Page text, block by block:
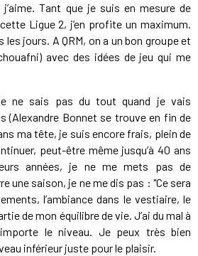
Tant que je suis en mesure de
Ligue 2, j’en profite un maximum.
jours. A QRM, on a un bon groupe et
avec des idées de jeu qui me
je ne sais pas du tout quand je vais
(Alexandre Bonnet se trouve en fin de
ma tête, je suis encore frais, plein de
peut-être même jusqu’à 40 ans
années, je ne me mets pas de
une saison, je ne me dis pas : "Ce sera
l’ambiance dans le vestiaire, le
de mon équilibre de vie. J’ai du mal à
importe le niveau. Je peux très bien
inférieur juste pour le plaisir.